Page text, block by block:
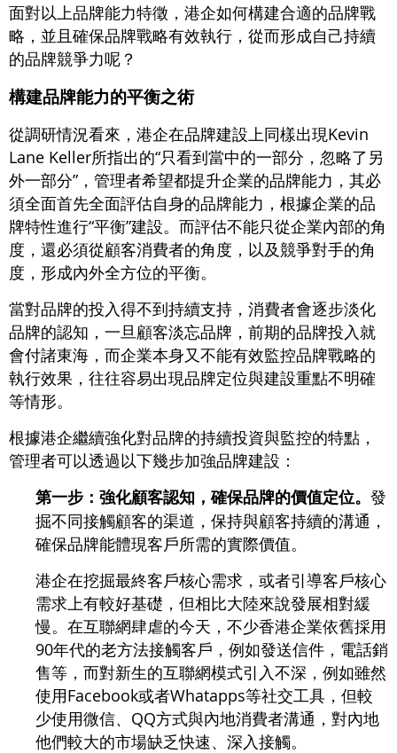
面對以上品牌能力特徵，港企如何構建合適的品牌戰
略，並且確保品牌戰略有效執行，從而形成自己持續
的品牌競爭力呢？
構建品牌能力的平衡之術
從調研情況看來，港企在品牌建設上同樣出現Kevin
Lane Keller所指出的“只看到當中的一部分，忽略了另
外一部分”，管理者希望都提升企業的品牌能力，其必
須全面首先全面評估自身的品牌能力，根據企業的品
牌特性進行“平衡”建設。而評估不能只從企業內部的角
度，還必須從顧客消費者的角度，以及競爭對手的角
度，形成內外全方位的平衡。
當對品牌的投入得不到持續支持，消費者會逐步淡化
品牌的認知，一旦顧客淡忘品牌，前期的品牌投入就
會付諸東海，而企業本身又不能有效監控品牌戰略的
執行效果，往往容易出現品牌定位與建設重點不明確
等情形。
根據港企繼續強化對品牌的持續投資與監控的特點，
管理者可以透過以下幾步加強品牌建設：
第一步：強化顧客認知，確保品牌的價值定位。 發
掘不同接觸顧客的渠道，保持與顧客持續的溝通，
確保品牌能體現客戶所需的實際價值。
港企在挖掘最終客戶核心需求，或者引導客戶核心
需求上有較好基礎，但相比大陸來說發展相對緩
慢。在互聯網肆虐的今天，不少香港企業依舊採用
90年代的老方法接觸客戶，例如發送信件，電話銷
售等，而對新生的互聯網模式引入不深，例如雖然
使用Facebook或者Whatapps等社交工具，但較
少使用微信、QQ方式與內地消費者溝通，對內地
他們較大的市場缺乏快速、深入接觸。